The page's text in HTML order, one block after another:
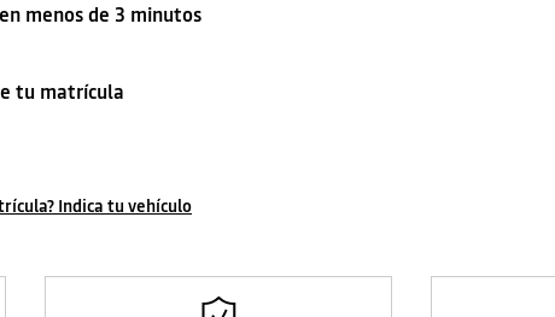
menos de 3 minutos
tu matrícula
Indica tu vehículo